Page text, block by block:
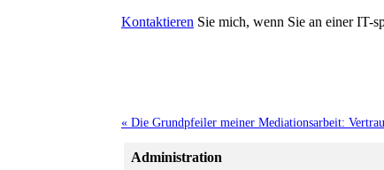
Kontaktieren Sie mich, wenn Sie an einer IT-
« Die Grundpfeiler meiner Mediationsarbeit:
Administration